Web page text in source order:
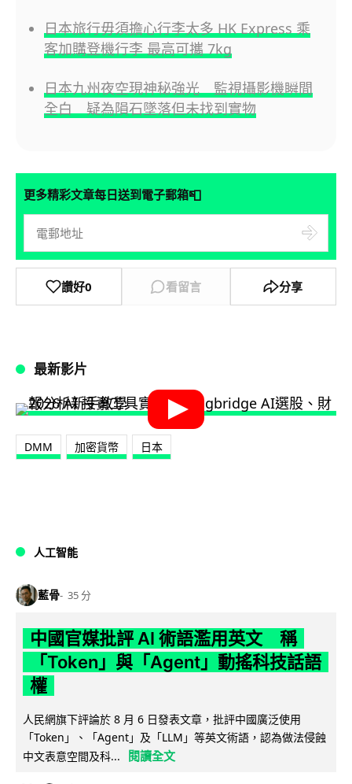
日本旅行毋須擔心行李太多 HK Express 乘
客加購登機行李 最高可攜 7kg
日本九州夜空現神秘強光 監視攝影機瞬間
全白 疑為隕石墜落但未找到實物
更多精彩文章每日送到電子郵箱📮
讚好0 看留言 分享
最新影片
DMM 加密貨幣 日本
人工智能
藍骨 35 分
中國官媒批評 AI 術語濫用英文 稱
「Token」與「Agent」動搖科技話語
權
人民網旗下評論於 8 月 6 日發表文章，批評中國廣泛使用
「Token」、「Agent」及「LLM」等英文術語，認為做法侵蝕
中文表意空間及科...
閱讀全文